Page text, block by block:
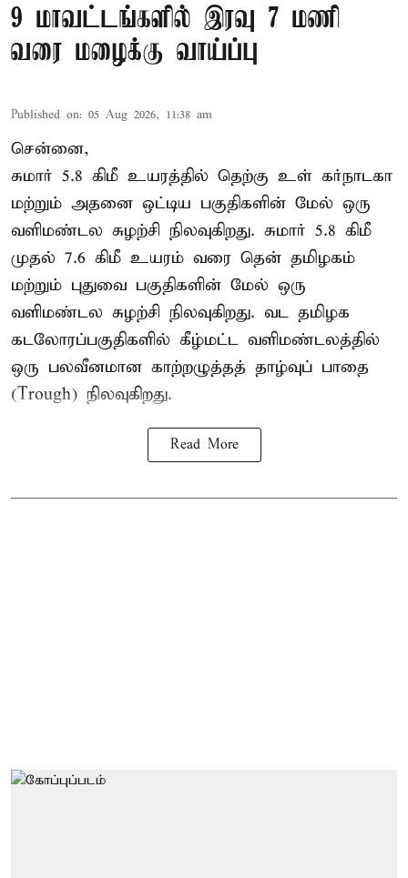
9 மாவட்டங்களில் இரவு 7 மணி
வரை மழைக்கு வாய்ப்பு
Published on: 05 Aug 2026, 11:38 am
சென்னை,
சுமார் 5.8 கிமீ உயரத்தில் தெற்கு உள் கர்நாடகா
மற்றும் அதனை ஒட்டிய பகுதிகளின் மேல் ஒரு
வளிமண்டல சுழற்சி நிலவுகிறது. சுமார் 5.8 கிமீ
முதல் 7.6 கிமீ உயரம் வரை தென் தமிழகம்
மற்றும் புதுவை பகுதிகளின் மேல் ஒரு
வளிமண்டல சுழற்சி நிலவுகிறது. வட தமிழக
கடலோரப்பகுதிகளில் கீழ்மட்ட வளிமண்டலத்தில்
ஒரு பலவீனமான காற்றழுத்தத் தாழ்வுப் பாதை
(Trough) நிலவுகிறது.
Read More